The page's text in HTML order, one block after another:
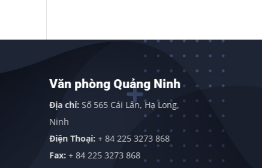
Văn phòng Quảng Ninh
Số 565 Cái Lân, Hạ Long, Quảng
+ 84 225 3273 868
+ 84 225 3273 868
Văn
Sơn)
Địa chỉ:
Sơn,
Điện thoại: